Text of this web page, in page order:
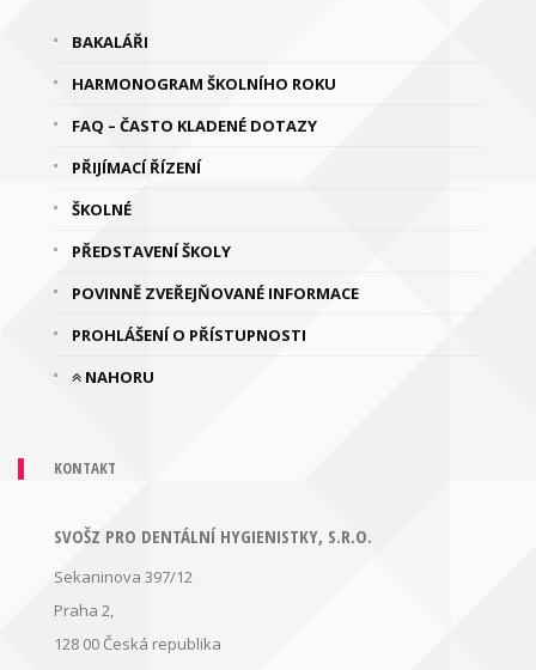
BAKALÁŘI
HARMONOGRAM ŠKOLNÍHO ROKU
FAQ – ČASTO KLADENÉ DOTAZY
PŘIJÍMACÍ ŘÍZENÍ
ŠKOLNÉ
PŘEDSTAVENÍ ŠKOLY
POVINNĚ ZVEŘEJŇOVANÉ INFORMACE
PROHLÁŠENÍ O PŘÍSTUPNOSTI
NAHORU
KONTAKT
SVOŠZ PRO DENTÁLNÍ HYGIENISTKY, S.R.O.
Sekaninova 397/12
Praha 2,
128 00 Česká republika